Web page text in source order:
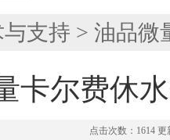
支持 > 油品微
卡尔费休
点击次数：1614 更